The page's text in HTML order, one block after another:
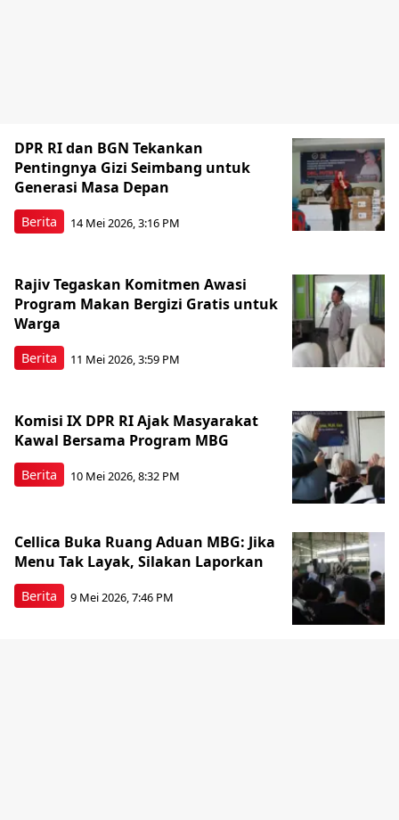
Berita
DPR RI dan BGN Tekankan
Pentingnya Gizi Seimbang untuk
Generasi Masa Depan
14 Mei 2026, 3:16 PM
Berita
Rajiv Tegaskan Komitmen Awasi
Program Makan Bergizi Gratis untuk
Warga
11 Mei 2026, 3:59 PM
Berita
Komisi IX DPR RI Ajak Masyarakat
Kawal Bersama Program MBG
10 Mei 2026, 8:32 PM
Berita
Cellica Buka Ruang Aduan MBG: Jika
Menu Tak Layak, Silakan Laporkan
9 Mei 2026, 7:46 PM